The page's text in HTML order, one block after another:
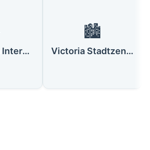
Seychellen Internationaler Flughafen (SEZ)
🏙️
Victoria Stadtzentrum